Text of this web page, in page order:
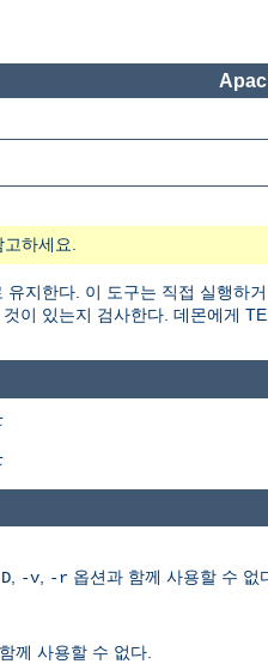
하세요.
지한다. 이 도구는 직접 실행하
이 있는지 검사한다. 데몬에게
-v -r 옵션과 함께 사용할 수 없
께 사용할 수 없다.